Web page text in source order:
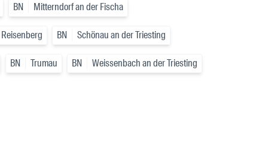
BN Mitterndorf an der Fischa
Reisenberg BN Schönau an der Triesting
BN Trumau BN Weissenbach an der Triesting